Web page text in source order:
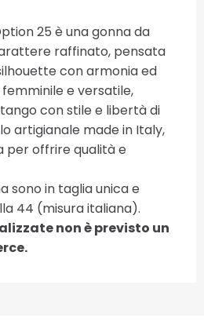
25 è una gonna da
raffinato, pensata
con armonia ed
e versatile,
con stile e libertà di
artigianale made in Italy,
per offrire qualità e
sono in taglia unica e
44 (misura italiana).
non è previsto un